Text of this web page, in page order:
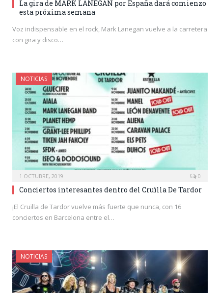
La gira de MARK LANEGAN por España dará comienzo
esta próxima semana
Voz indispensable en el rock, Mark Lanegan vuelve a la carretera
con gira y disco…
NOTICIAS
1 OCTUBRE, 2019 0
Conciertos interesantes dentro del Cruïlla De Tardor
¡El Cruïlla de Tardor vuelve más fuerte que nunca, con 16
conciertos en Barcelona entre el…
NOTICIAS